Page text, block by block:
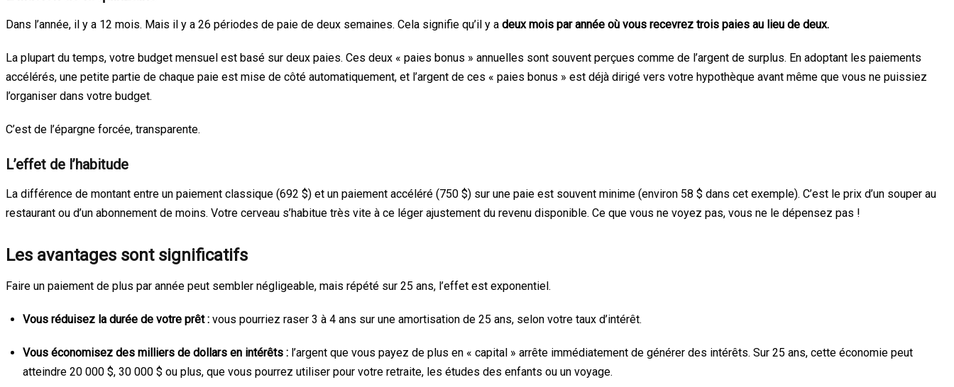
Dans l’année, il y a 12 mois. Mais il y a 26 périodes de paie de deux semaines. Cela signifie qu’il y a deux mois par année où vous recevrez trois paies au lieu de deux.
La plupart du temps, votre budget mensuel est basé sur deux paies. Ces deux « paies bonus » annuelles sont souvent perçues comme de l’argent de surplus. En adoptant les paiements
accélérés, une petite partie de chaque paie est mise de côté automatiquement, et l’argent de ces « paies bonus » est déjà dirigé vers votre hypothèque avant même que vous ne puissiez
l’organiser dans votre budget.
C’est de l’épargne forcée, transparente.
L’effet de l’habitude
La différence de montant entre un paiement classique (692 $) et un paiement accéléré (750 $) sur une paie est souvent minime (environ 58 $ dans cet exemple). C’est le prix d’un souper au
restaurant ou d’un abonnement de moins. Votre cerveau s’habitue très vite à ce léger ajustement du revenu disponible. Ce que vous ne voyez pas, vous ne le dépensez pas !
Les avantages sont significatifs
Faire un paiement de plus par année peut sembler négligeable, mais répété sur 25 ans, l’effet est exponentiel.
Vous réduisez la durée de votre prêt : vous pourriez raser 3 à 4 ans sur une amortisation de 25 ans, selon votre taux d’intérêt.
Vous économisez des milliers de dollars en intérêts : l’argent que vous payez de plus en « capital » arrête immédiatement de générer des intérêts. Sur 25 ans, cette économie peut
atteindre 20 000 $, 30 000 $ ou plus, que vous pourrez utiliser pour votre retraite, les études des enfants ou un voyage.